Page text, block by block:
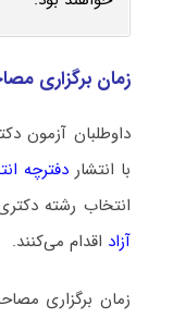
زمان برگزاری
داوطلبان آزمون
با انتشار دفترچه
انتخاب رشته
آزاد اقدام می‌کنند.
زمان برگزاری